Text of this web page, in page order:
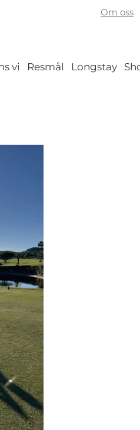
Om oss
vi Resmål Longstay